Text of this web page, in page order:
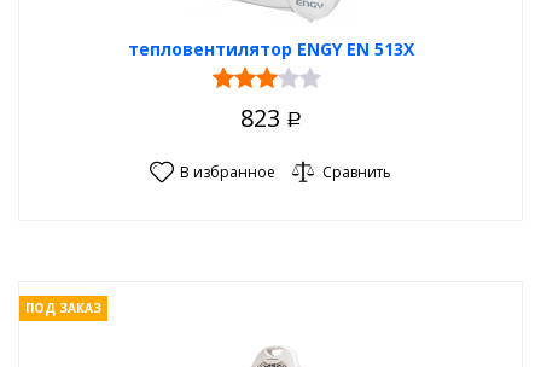
тепловентилятор ENGY EN 513X
823 Р
В избранное Сравнить
ПОД ЗАКАЗ